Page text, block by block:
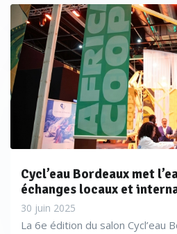
Cycl’eau Bordeaux met
échanges locaux et
30 juin 2025
La 6e édition du salon Cycl’eau